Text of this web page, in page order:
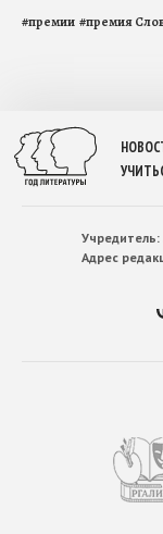
#премии #премия
Учредитель:
Адрес